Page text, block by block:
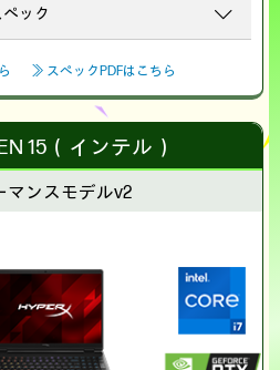
ペック
≫ スペックPDFはこちら
15（インテル）
マンスモデルv2